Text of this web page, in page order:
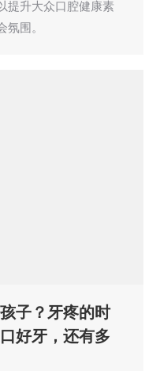
提升大众口腔健康素
围。
子？牙疼的时
好牙，还有多